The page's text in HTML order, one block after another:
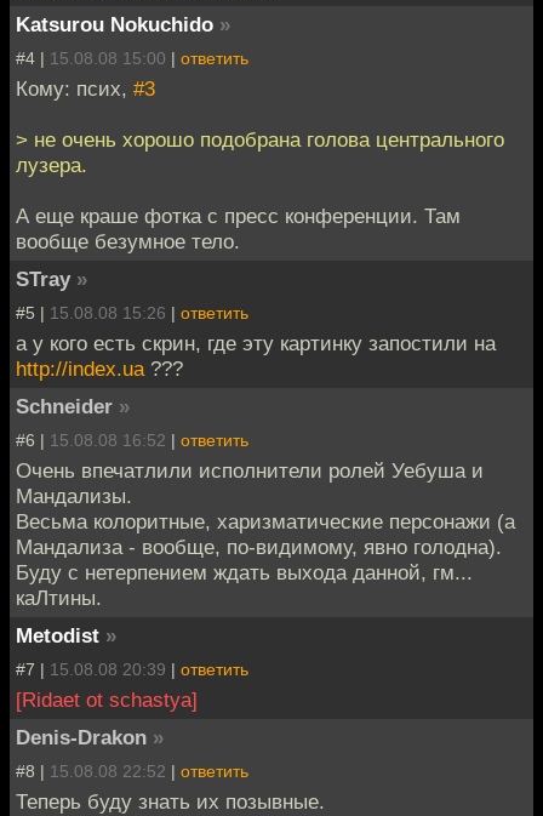
Katsurou Nokuchido »
#4 | 15.08.08 15:00 | ответить
Кому: псих, #3
> не очень хорошо подобрана голова центрального
лузера.
А еще краше фотка с пресс конференции. Там
вообще безумное тело.
STray »
#5 | 15.08.08 15:26 | ответить
а у кого есть скрин, где эту картинку запостили на
http://index.ua???
Schneider »
#6 | 15.08.08 16:52 | ответить
Очень впечатлили исполнители ролей Уебуша и
Мандализы.
Весьма колоритные, харизматические персонажи (а
Мандализа - вообще, по-видимому, явно голодна).
Буду с нетерпением ждать выхода данной, гм...
каЛтины.
Metodist »
#7 | 15.08.08 20:39 | ответить
[Ridaet ot schastya]
Denis-Drakon »
#8 | 15.08.08 22:52 | ответить
Теперь буду знать их позывные.